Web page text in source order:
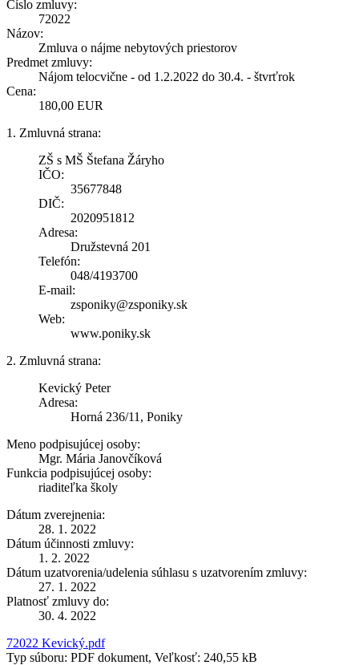
Číslo zmluvy:
72022
Názov:
Zmluva o nájme nebytových priestorov
Predmet zmluvy:
Nájom telocvične - od 1.2.2022 do 30.4. - štvrťrok
Cena:
180,00 EUR
1. Zmluvná strana:
ZŠ s MŠ Štefana Žáryho
IČO:
35677848
DIČ:
2020951812
Adresa:
Družstevná 201
Telefón:
048/4193700
E-mail:
zsponiky@zsponiky.sk
Web:
www.poniky.sk
2. Zmluvná strana:
Kevický Peter
Adresa:
Horná 236/11, Poniky
Meno podpisujúcej osoby:
Mgr. Mária Janovčíková
Funkcia podpisujúcej osoby:
riaditeľka školy
Dátum zverejnenia:
28. 1. 2022
Dátum účinnosti zmluvy:
1. 2. 2022
Dátum uzatvorenia/udelenia súhlasu s uzatvorením zmluvy:
27. 1. 2022
Platnosť zmluvy do:
30. 4. 2022
72022 Kevický.pdf
Typ súboru: PDF dokument, Veľkosť: 240,55 kB